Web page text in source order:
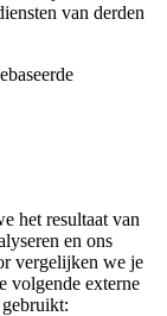
van derden
het resultaat van
en ons
vergelijken we je
volgende externe